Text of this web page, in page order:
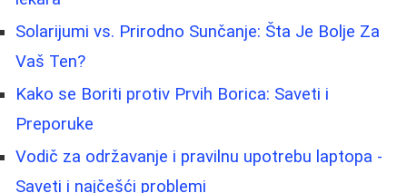
Solarijumi vs. Prirodno Sunčanje: Šta Je Bolje Za
Vaš Ten?
Kako se Boriti protiv Prvih Borica: Saveti i
Preporuke
Vodič za održavanje i pravilnu upotrebu laptopa -
Saveti i najčešći problemi